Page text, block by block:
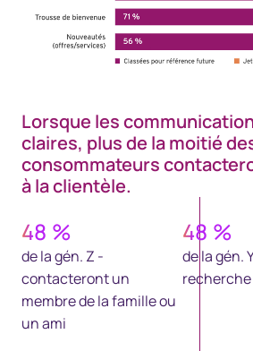
Lorsque les
claires, plus de la moitié
consommateurs
à la clientèle.
48 %
de la gén. Z -
contacteront un
membre de la famille ou
un ami
48 %
de la gén.